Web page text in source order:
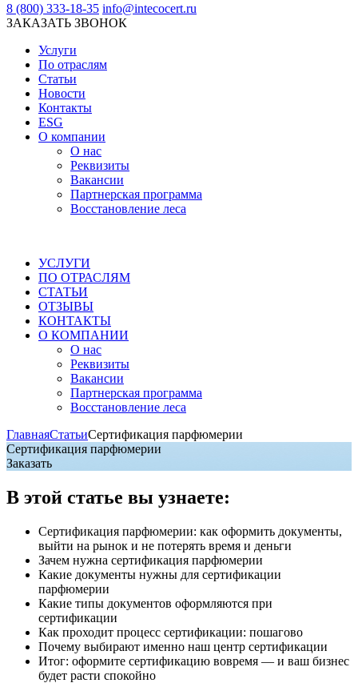
8 (800) 333-18-35 info@intecocert.ru
ЗАКАЗАТЬ ЗВОНОК
Услуги
По отраслям
Статьи
Новости
Контакты
ESG
О компании
О нас
Реквизиты
Вакансии
Партнерская программа
Восстановление леса
УСЛУГИ
ПО ОТРАСЛЯМ
СТАТЬИ
ОТЗЫВЫ
КОНТАКТЫ
О КОМПАНИИ
О нас
Реквизиты
Вакансии
Партнерская программа
Восстановление леса
ГлавнаяСтатьиСертификация парфюмерии
Сертификация парфюмерии
Заказать
В этой статье вы узнаете:
Сертификация парфюмерии: как оформить документы,
выйти на рынок и не потерять время и деньги
Зачем нужна сертификация парфюмерии
Какие документы нужны для сертификации
парфюмерии
Какие типы документов оформляются при
сертификации
Как проходит процесс сертификации: пошагово
Почему выбирают именно наш центр сертификации
Итог: оформите сертификацию вовремя — и ваш бизнес
будет расти спокойно